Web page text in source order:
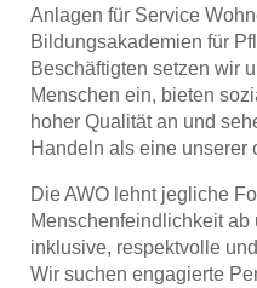
Anlagen für Service
Bildungsakademien für
Beschäftigten setzen wir
Menschen ein, bieten
hoher Qualität an und
Handeln als eine unserer
Die AWO lehnt jegliche
Menschenfeindlichkeit ab
inklusive, respektvolle
Wir suchen engagierte